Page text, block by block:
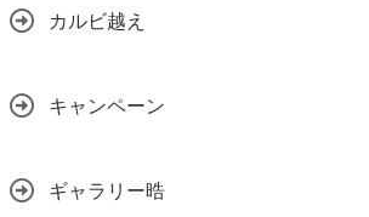
カルビ越え
キャンペーン
ギャラリー晧